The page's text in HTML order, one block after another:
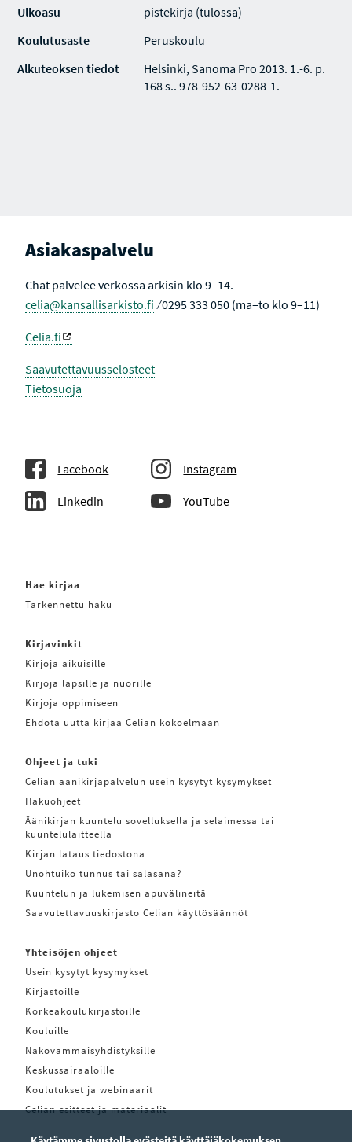
Ulkoasu
pistekirja (tulossa)
Koulutusaste
Peruskoulu
Alkuteoksen tiedot
Helsinki, Sanoma Pro 2013. 1.-6. p.
168 s.. 978-952-63-0288-1.
Asiakaspalvelu
Chat palvelee verkossa arkisin klo 9–14.
celia@kansallisarkisto.fi ⁄ 0295 333 050 (ma–to klo 9–11)
Celia.fi
Saavutettavuusselosteet
Tietosuoja
Facebook Instagram
Linkedin YouTube
Hae kirjaa
Tarkennettu haku
Kirjavinkit
Kirjoja aikuisille
Kirjoja lapsille ja nuorille
Kirjoja oppimiseen
Ehdota uutta kirjaa Celian kokoelmaan
Ohjeet ja tuki
Celian äänikirjapalvelun usein kysytyt kysymykset
Hakuohjeet
Äänikirjan kuuntelu sovelluksella ja selaimessa tai
kuuntelulaitteella
Kirjan lataus tiedostona
Unohtuiko tunnus tai salasana?
Kuuntelun ja lukemisen apuvälineitä
Saavutettavuuskirjasto Celian käyttösäännöt
Yhteisöjen ohjeet
Usein kysytyt kysymykset
Kirjastoille
Korkeakoulukirjastoille
Kouluille
Näkövammaisyhdistyksille
Keskussairaaloille
Koulutukset ja webinaarit
Celian esitteet ja materiaalit